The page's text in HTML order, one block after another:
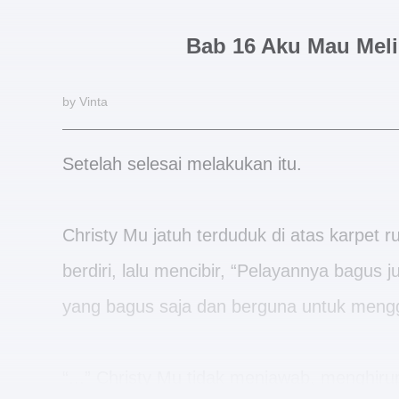
Bab 16 Aku Mau
by Vinta
Setelah selesai melakukan itu.
Christy Mu jatuh terduduk di atas karpet
berdiri, lalu mencibir, “Pelayannya bagus
yang bagus saja dan berguna untuk